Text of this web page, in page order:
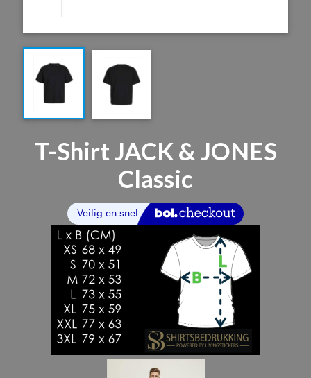
T-Shirt JACK & JONES
Classic